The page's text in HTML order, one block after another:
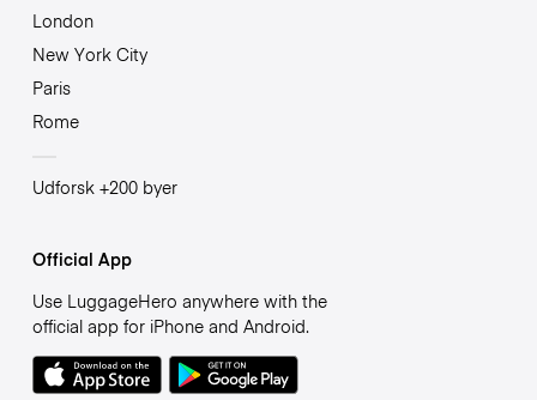
London
New York City
Paris
Rome
Udforsk +200 byer
Official App
Use LuggageHero anywhere with the
official app for iPhone and Android.